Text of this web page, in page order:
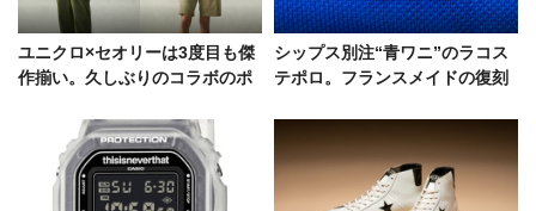
ユニクロ×セオリーは3度目も傑
作揃い。久しぶりのコラボのポ
シップス別注“青ワニ”のラコス
テポロ。フランスメイドの復刻